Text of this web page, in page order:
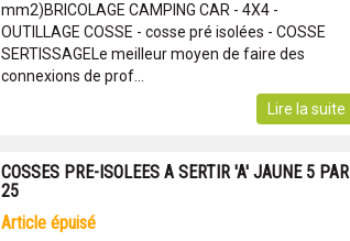
mm2)BRICOLAGE CAMPING CAR - 4X4 -
OUTILLAGE COSSE - cosse pré isolées - COSSE
SERTISSAGELe meilleur moyen de faire des
connexions de prof...
Lire la suite
COSSES PRE-ISOLEES A SERTIR 'A' JAUNE 5 PAR
25
article épuisé